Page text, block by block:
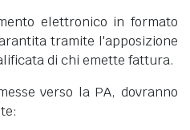
elettronico in formato
tramite l'apposizione
di chi emette fattura.
verso la PA, dovranno